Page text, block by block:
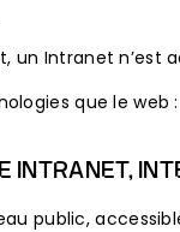
un Intranet n’est
que le web
INTRANET,
public,